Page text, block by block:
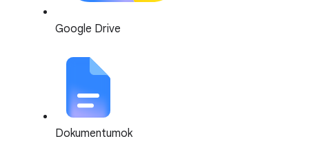
Google Drive
Dokumentumok